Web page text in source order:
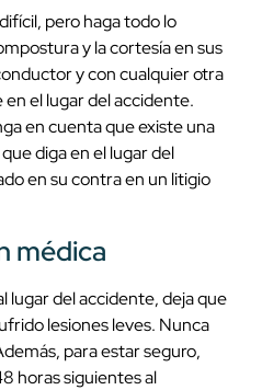
pero haga todo lo
y la cortesía en sus
y con cualquier otra
el lugar del accidente.
en cuenta que existe una
diga en el lugar del
en su contra en un litigio
médica
lugar del accidente, deja que
lesiones leves. Nunca
para estar seguro,
horas siguientes al